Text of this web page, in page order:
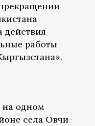
действия
работы
на одном
села Овчи-